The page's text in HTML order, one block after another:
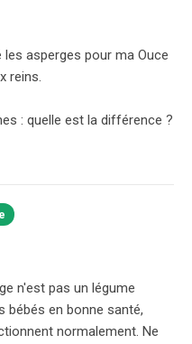
les asperges pour ma Ouce
reins.
: quelle est la différence ?
n'est pas un légume
bébés en bonne santé,
normalement. Ne